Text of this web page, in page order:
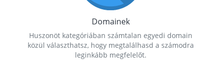
Domainek
Huszonöt kategóriában számtalan egyedi domain
közül választhatsz, hogy megtalálhasd a számodra
leginkább megfelelőt.